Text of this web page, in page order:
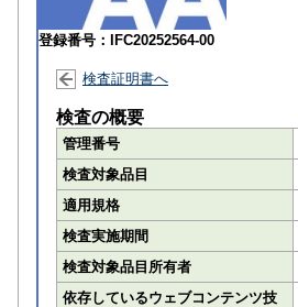
登録番号：IFC20252564-00
検査証明書へ
検査の概要
管理番号
検査対象品目
適用規格
検査実施期間
検査対象品目所有者
依存しているウェブコンテンツ技